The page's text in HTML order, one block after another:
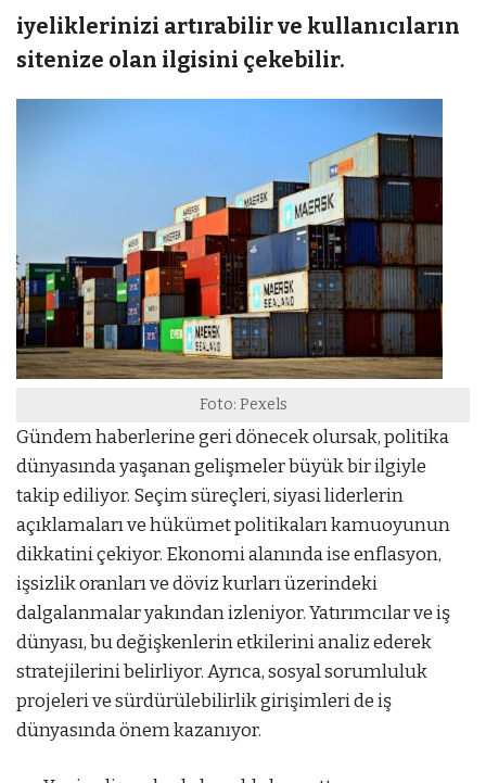
iyeliklerinizi artırabilir ve kullanıcıların
sitenize olan ilgisini çekebilir.
Foto: Pexels
Gündem haberlerine geri dönecek olursak, politika
dünyasında yaşanan gelişmeler büyük bir ilgiyle
takip ediliyor. Seçim süreçleri, siyasi liderlerin
açıklamaları ve hükümet politikaları kamuoyunun
dikkatini çekiyor. Ekonomi alanında ise enflasyon,
işsizlik oranları ve döviz kurları üzerindeki
dalgalanmalar yakından izleniyor. Yatırımcılar ve iş
dünyası, bu değişkenlerin etkilerini analiz ederek
stratejilerini belirliyor. Ayrıca, sosyal sorumluluk
projeleri ve sürdürülebilirlik girişimleri de iş
dünyasında önem kazanıyor.